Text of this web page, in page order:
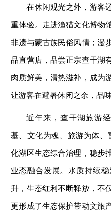
在休闲观光之外，游客
重体验。走进渔猎文化博物
非遗与蒙古族民俗风情；漫
品直营店，品尝正宗查干湖
肉质鲜美，清热滋补，成为
让游客在避暑休闲之余，品
近年来，查干湖旅游
基、文化为魂、旅游为体、
化湖区生态综合治理，稳步
业态融合发展。水质持续
升，生态红利不断释放，不
更形成了生态保护带动文旅